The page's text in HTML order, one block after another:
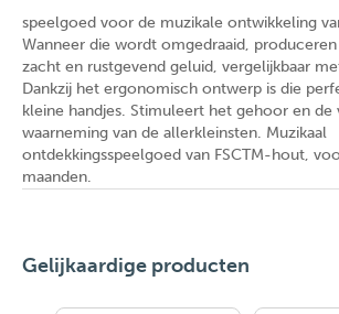
speelgoed voor de muzikale ontwikkeling
Wanneer die wordt omgedraaid,
zacht en rustgevend geluid, vergelijkbaar
Dankzij het ergonomisch ontwerp is die
kleine handjes. Stimuleert het gehoor en de
waarneming van de allerkleinsten. Muzikaal
ontdekkingsspeelgoed van FSCTM-hout,
maanden.
Gelijkaardige producten